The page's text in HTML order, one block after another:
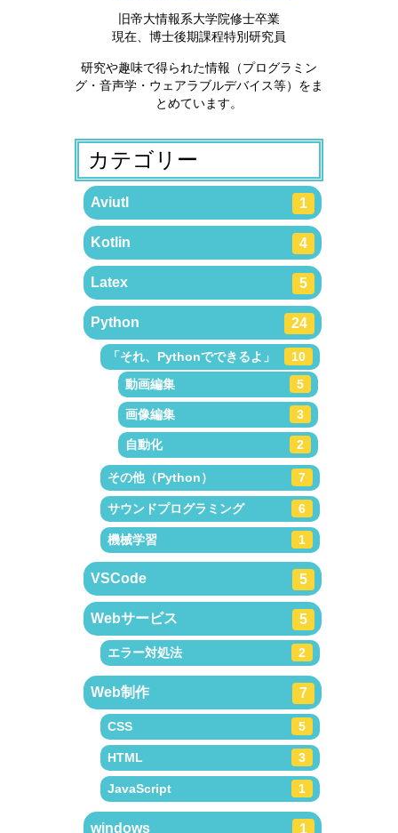
旧帝大情報系大学院修士卒業
現在、博士後期課程特別研究員
研究や趣味で得られた情報（プログラミン
グ・音声学・ウェアラブルデバイス等）をま
とめています。
カテゴリー
Aviutl 1
Kotlin 4
Latex 5
Python 24
「それ、Pythonでできるよ」
10
動画編集
5
画像編集 3
自動化 2
その他（Python） 7
サウンドプログラミング 6
機械学習 1
VSCode 5
Webサービス 5
エラー対処法 2
Web制作 7
CSS 5
HTML 3
JavaScript 1
windows 1